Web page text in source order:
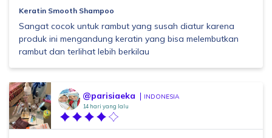
Keratin Smooth Shampoo
Sangat cocok untuk rambut yang susah diatur karena
produk ini mengandung keratin yang bisa melembutkan
rambut dan terlihat lebih berkilau
@parisiaeka INDONESIA
14 hari yang lalu